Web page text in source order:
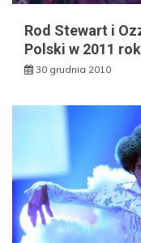
Rod Stewart i
Polski w 2011
30 grudnia 2010